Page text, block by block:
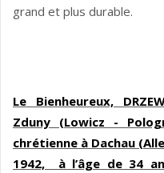
grand et plus durable.
Le Bienheureux,
Zduny (Lowicz -
chrétienne à Dachau
1942, à l’âge de 34